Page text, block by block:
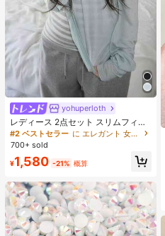
yohuperloth
レディース 2点セット スリムフィッ
ト セミシアー スパゲッティストラッ
プ ストライプ キャミソールトップ
エレガント
#2 ベストセラー
に エレガント 女性用ツーピース衣装
700+ sold
¥1,580 -21% 概算